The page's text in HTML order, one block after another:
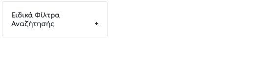
Ειδικά Φίλτρα
Αναζήτησής